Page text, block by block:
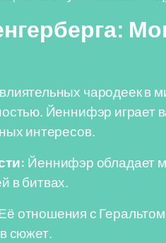
чародеек в
Йеннифэр играет
интересов.
Йеннифэр обладает
в битвах.
отношения с
сюжет.